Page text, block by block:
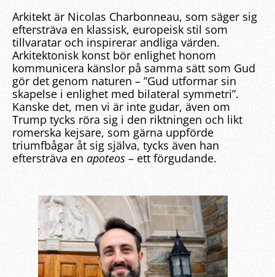
Arkitekt är Nicolas Charbonneau, som säger sig
eftersträva en klassisk, europeisk stil som
tillvaratar och inspirerar andliga värden.
Arkitektonisk konst bör enlighet honom
kommunicera känslor på samma sätt som Gud
gör det genom naturen – ”Gud utformar sin
skapelse i enlighet med bilateral symmetri”.
Kanske det, men vi är inte gudar, även om
Trump tycks röra sig i den riktningen och likt
romerska kejsare, som gärna uppförde
triumfbågar åt sig själva, tycks även han
eftersträva en apoteos – ett förgudande.